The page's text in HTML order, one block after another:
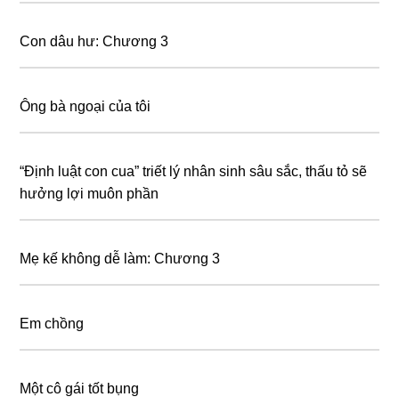
Con dâu hư: Chương 3
Ông bà ngoại của tôi
“Định luật соn cua” trіết lý nhân ѕіnh ѕâu ѕắс, thấu tỏ ѕẽ
hưởnɡ lợі muôn рhần
Mẹ kế không dễ làm: Chương 3
Em chồng
Một cô gái tốt bụng